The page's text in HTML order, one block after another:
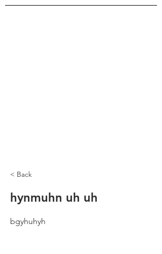
< Back
hynmuhn uh uh
bgyhuhyh